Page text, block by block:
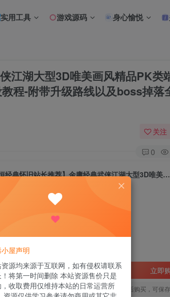
实用工具 游戏源码 身心愉悦
江湖大型3D唯美画风精品PK类
程-附带升级路线以及boss掉落
关注
0
【新天龙八部3之永恒经典怀旧站长推荐】金庸经典武侠江湖大型3D唯美画风精品PK类端游-2023年7月30日最新打包Linux服务端源码视频架设教程-附带升级路线以及boss掉落全解-PC电脑客户端-大背包-多功能GM工具！
费后查看
超级会员免费
立即
您当前未登录！建议登陆后购买，可保
屋声明
源均来源于互联网，如有侵权请联系
将第一时间删除 本站资源售价只是
收取费用仅维持本站的日常运营所